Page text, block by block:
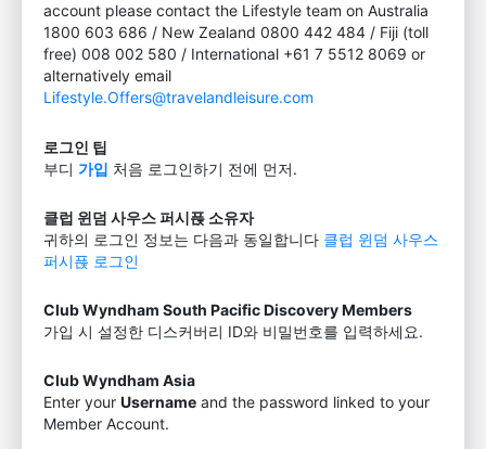
account please contact the Lifestyle team on Australia
1800 603 686 / New Zealand 0800 442 484 / Fiji (toll
free) 008 002 580 / International +61 7 5512 8069 or
alternatively email
Lifestyle.Offers@travelandleisure.com
로그인 팁
부디 가입 처음 로그인하기 전에 먼저.
클럽 윈덤 사우스 퍼시픉 소유자
귀하의 로그인 정보는 다음과 동일합니다 클럽 윈덤 사우스
퍼시픉 로그인
Club Wyndham South Pacific Discovery Members
가입 시 설정한 디스커버리 ID와 비밀번호를 입력하세요.
Club Wyndham Asia
Enter your Username and the password linked to your
Member Account.